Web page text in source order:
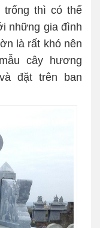
trống thì có thể
những gia đình
là rất khó nên
cây hương
đặt trên ban